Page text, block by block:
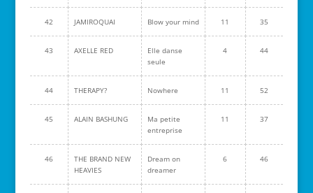
42 JAMIROQUAI Blow your mind 11 35
43 AXELLE RED
Elle danse
seule
4 44
44 THERAPY? Nowhere 11 52
45 ALAIN BASHUNG
Ma petite
entreprise
11 37
46
THE BRAND NEW
HEAVIES
Dream on
dreamer
6 46